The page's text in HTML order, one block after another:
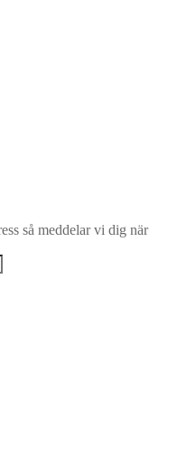
så meddelar vi dig när